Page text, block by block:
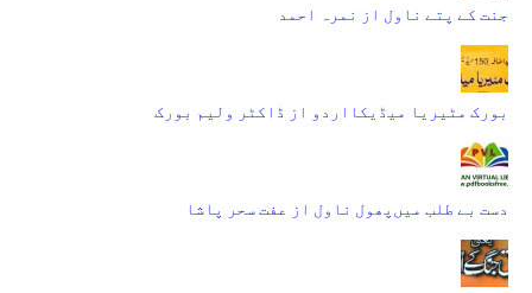
جنت کے پتے ناول از نمرہ احمد
بورک مٹیریا میڈیکااردو از ڈاکٹر ولیم بورک
دست بے طلب میں‌پھول ناول از عفت سحر پاشا